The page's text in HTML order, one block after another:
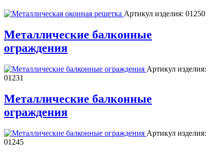
Артикул изделия: 01250
Металлические балконные
ограждения
Артикул изделия:
01231
Металлические балконные
ограждения
Артикул изделия:
01245